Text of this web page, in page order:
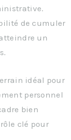
de cumuler
un
idéal pour
personnel
bien
clé pour